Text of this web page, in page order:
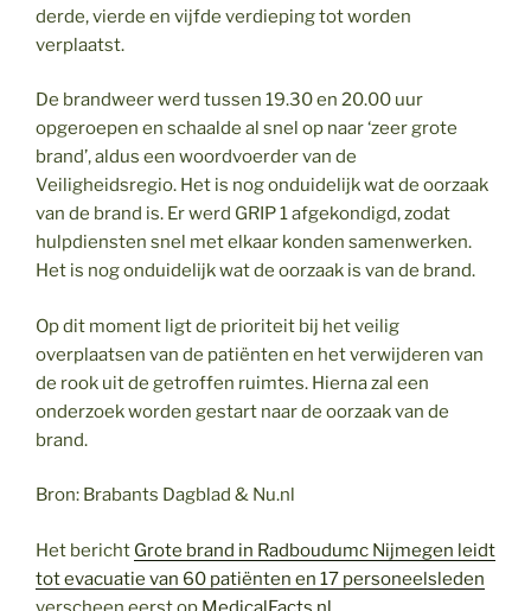
derde, vierde en vijfde verdieping tot worden
verplaatst.
De brandweer werd tussen 19.30 en 20.00 uur
opgeroepen en schaalde al snel op naar ‘zeer grote
brand’, aldus een woordvoerder van de
Veiligheidsregio. Het is nog onduidelijk wat de oorzaak
van de brand is. Er werd GRIP 1 afgekondigd, zodat
hulpdiensten snel met elkaar konden samenwerken.
Het is nog onduidelijk wat de oorzaak is van de brand.
Op dit moment ligt de prioriteit bij het veilig
overplaatsen van de patiënten en het verwijderen van
de rook uit de getroffen ruimtes. Hierna zal een
onderzoek worden gestart naar de oorzaak van de
brand.
Bron: Brabants Dagblad & Nu.nl
Het bericht Grote brand in Radboudumc Nijmegen leidt
tot evacuatie van 60 patiënten en 17 personeelsleden